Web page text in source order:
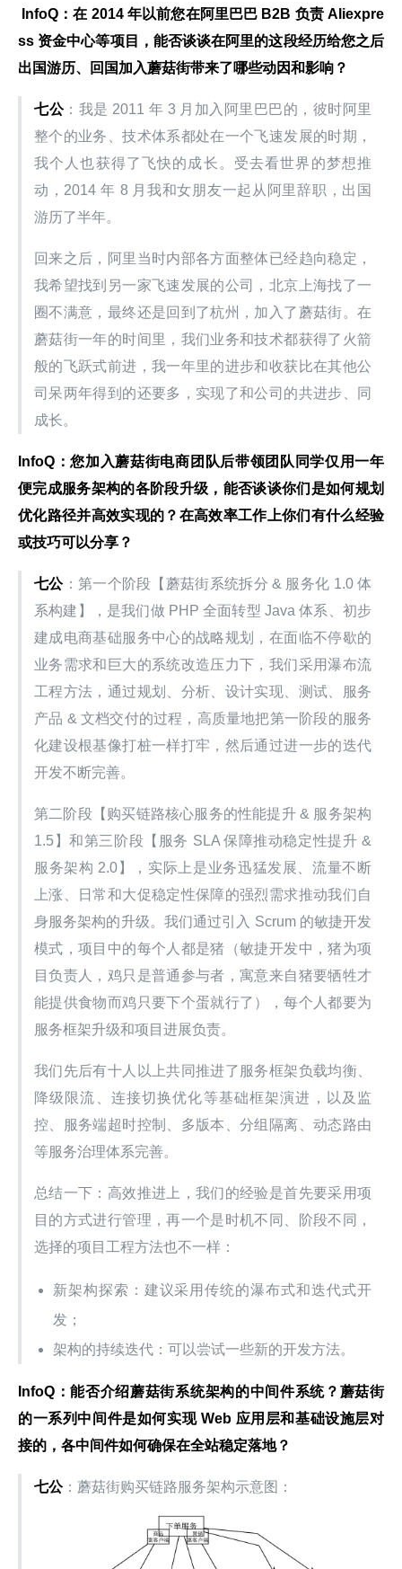
ss 资金中心等项目，能否谈谈在阿里的这段经历给您之后
出国游历、回国加入蘑菇街带来了哪些动因和影响？
七公：我是 2011 年 3 月加入阿里巴巴的，彼时阿里
整个的业务、技术体系都处在一个飞速发展的时期，
我个人也获得了飞快的成长。受去看世界的梦想推
动，2014 年 8 月我和女朋友一起从阿里辞职，出国
游历了半年。
回来之后，阿里当时内部各方面整体已经趋向稳定，
我希望找到另一家飞速发展的公司，北京上海找了一
圈不满意，最终还是回到了杭州，加入了蘑菇街。在
蘑菇街一年的时间里，我们业务和技术都获得了火箭
般的飞跃式前进，我一年里的进步和收获比在其他公
司呆两年得到的还要多，实现了和公司的共进步、同
成长。
InfoQ：您加入蘑菇街电商团队后带领团队同学仅用一年
便完成服务架构的各阶段升级，能否谈谈你们是如何规划
优化路径并高效实现的？在高效率工作上你们有什么经验
或技巧可以分享？
七公：第一个阶段【蘑菇街系统拆分 & 服务化 1.0 体
系构建】，是我们做 PHP 全面转型 Java 体系、初步
建成电商基础服务中心的战略规划，在面临不停歇的
业务需求和巨大的系统改造压力下，我们采用瀑布流
工程方法，通过规划、分析、设计实现、测试、服务
产品 & 文档交付的过程，高质量地把第一阶段的服务
化建设根基像打桩一样打牢，然后通过进一步的迭代
开发不断完善。
第二阶段【购买链路核心服务的性能提升 & 服务架构
1.5】和第三阶段【服务 SLA 保障推动稳定性提升 &
服务架构 2.0】，实际上是业务迅猛发展、流量不断
上涨、日常和大促稳定性保障的强烈需求推动我们自
身服务架构的升级。我们通过引入 Scrum 的敏捷开发
模式，项目中的每个人都是猪（敏捷开发中，猪为项
目负责人，鸡只是普通参与者，寓意来自猪要牺牲才
能提供食物而鸡只要下个蛋就行了），每个人都要为
服务框架升级和项目进展负责。
我们先后有十人以上共同推进了服务框架负载均衡、
降级限流、连接切换优化等基础框架演进，以及监
控、服务端超时控制、多版本、分组隔离、动态路由
等服务治理体系完善。
总结一下：高效推进上，我们的经验是首先要采用项
目的方式进行管理，再一个是时机不同、阶段不同，
选择的项目工程方法也不一样：
新架构探索：建议采用传统的瀑布式和迭代式开
发；
架构的持续迭代：可以尝试一些新的开发方法。
InfoQ：能否介绍蘑菇街系统架构的中间件系统？蘑菇街
的一系列中间件是如何实现 Web 应用层和基础设施层对
接的，各中间件如何确保在全站稳定落地？
七公：蘑菇街购买链路服务架构示意图：